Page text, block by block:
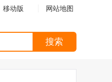
移动版 网站地图
搜索